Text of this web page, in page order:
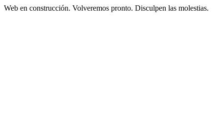
Web en construcción. Volveremos pronto. Disculpen las molestias.